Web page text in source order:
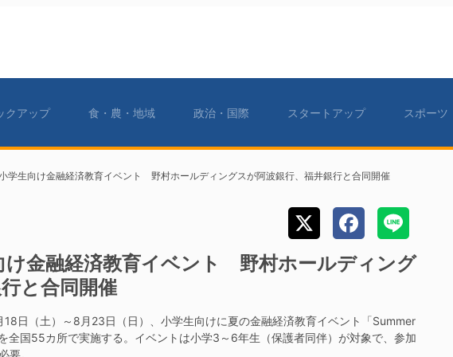
クアップ 食・農・地域 政治・国際 スタートアップ スポーツ
学生向け金融経済教育イベント 野村ホールディングスが阿波銀行、福井銀行と合同開催
け金融経済教育イベント 野村ホールディング
と合同開催
日（土）～8月23日（日）、小学生向けに夏の金融経済教育イベント「Summer
全国55カ所で実施する。イベントは小学3～6年生（保護者同伴）が対象で、参加
要。